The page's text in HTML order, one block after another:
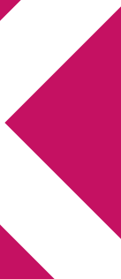
tv-blogg
en bättre